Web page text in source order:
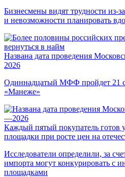
Бизнесмены видят трудности из-
и невозможности планировать
Названа дата проведения
2026
Одиннадцатый МФФ пройдет 21
«Манеже»
Каждый пятый покупатель готов
площадки при росте цен на
Исследователи определили, за
импорта могут конкурировать с
площадками